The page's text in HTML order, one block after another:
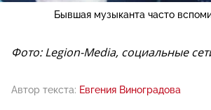
Бывшая музыканта часто
Фото: Legion-Media, социальные
Автор текста: Евгения Виноградова